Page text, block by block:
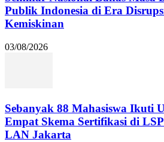
Publik Indonesia di Era
Kemiskinan
03/08/2026
Sebanyak 88 Mahasiswa Ikuti
Empat Skema Sertifikasi di
LAN Jakarta